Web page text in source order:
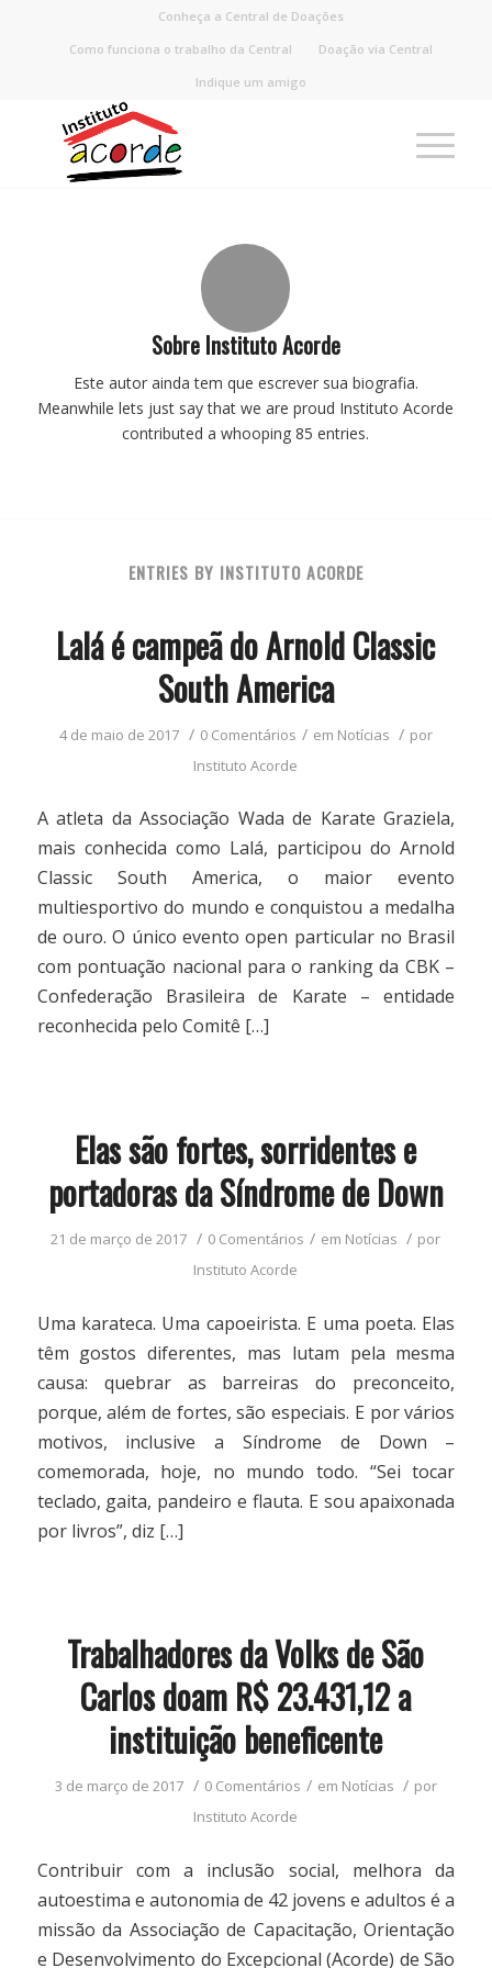
Conheça a Central de Doações
Como funciona o trabalho da Central
Doação via Central
Indique um amigo
Sobre Instituto Acorde
Este autor ainda tem que escrever sua biografia.
Meanwhile lets just say that we are proud Instituto Acorde
contributed a whooping 85 entries.
ENTRIES BY INSTITUTO ACORDE
Lalá é campeã do Arnold Classic
South America
4 de maio de 2017 / 0 Comentários / em Notícias / por
Instituto Acorde
A atleta da Associação Wada de Karate Graziela,
mais conhecida como Lalá, participou do Arnold
Classic South America, o maior evento
multiesportivo do mundo e conquistou a medalha
de ouro. O único evento open particular no Brasil
com pontuação nacional para o ranking da CBK –
Confederação Brasileira de Karate – entidade
reconhecida pelo Comitê […]
Elas são fortes, sorridentes e
portadoras da Síndrome de Down
21 de março de 2017 / 0 Comentários / em Notícias / por
Instituto Acorde
Uma karateca. Uma capoeirista. E uma poeta. Elas
têm gostos diferentes, mas lutam pela mesma
causa: quebrar as barreiras do preconceito,
porque, além de fortes, são especiais. E por vários
motivos, inclusive a Síndrome de Down –
comemorada, hoje, no mundo todo. “Sei tocar
teclado, gaita, pandeiro e flauta. E sou apaixonada
por livros”, diz […]
Trabalhadores da Volks de São
Carlos doam R$ 23.431,12 a
instituição beneficente
3 de março de 2017 / 0 Comentários / em Notícias / por
Instituto Acorde
Contribuir com a inclusão social, melhora da
autoestima e autonomia de 42 jovens e adultos é a
missão da Associação de Capacitação, Orientação
e Desenvolvimento do Excepcional (Acorde) de São